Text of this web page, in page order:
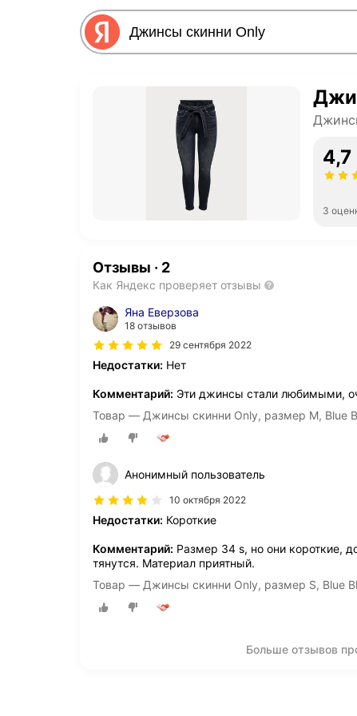
4,7
3
Отзывы · 2
Как Яндекс проверяет отзывы
Яна Еверзова
18 отзывов
29 сентября 2022
Недостатки: Нет
Комментарий: Эти джинсы стали любимыми,
Товар — Джинсы скинни Only, размер M, Blue
Анонимный пользователь
10 октября 2022
Недостатки: Короткие
Комментарий: Размер 34 s, но они короткие,
тянутся. Материал приятный.
Товар — Джинсы скинни Only, размер S, Blue
Больше отзывов